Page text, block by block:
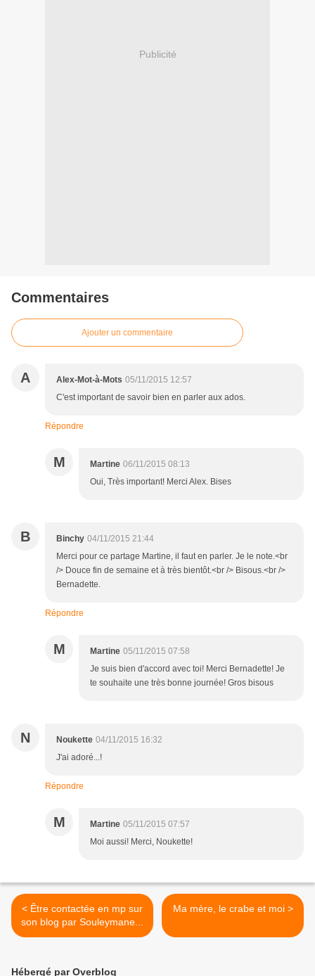
Publicité
Commentaires
Ajouter un commentaire
A Alex-Mot-à-Mots 05/11/2015 12:57
C'est important de savoir bien en parler aux ados.
Répondre
M Martine 06/11/2015 08:13
Oui, Très important! Merci Alex. Bises
B Binchy 04/11/2015 21:44
Merci pour ce partage Martine, il faut en parler. Je le note.<br
/> Douce fin de semaine et à très bientôt.<br /> Bisous.<br />
Bernadette.
Répondre
M Martine 05/11/2015 07:58
Je suis bien d'accord avec toi! Merci Bernadette! Je
te souhaite une très bonne journée! Gros bisous
N Noukette 04/11/2015 16:32
J'ai adoré...!
Répondre
M Martine 05/11/2015 07:57
Moi aussi! Merci, Noukette!
< Être contactée en mp sur
son blog par Souleymane...
Ma mère, le crabe et moi >
Hébergé par Overblog